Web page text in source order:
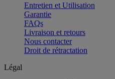
Entretien et Utilisation
Garantie
FAQs
Livraison et retours
Nous contacter
Droit de rétractation
Légal